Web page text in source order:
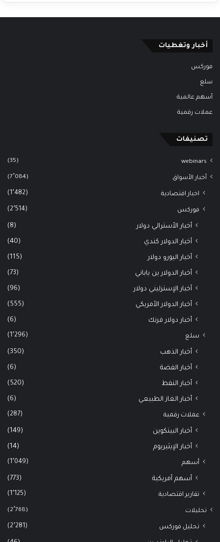
أخبار وتغطيات
فوركس
سلع
أسهم عالمية
عملات رقمية
تصنيفات
webinars
(35)
أخبار الأسواق (7٬084)
اخبار اقتصادية (1٬482)
فوركس (2٬514)
أخبار الأسترالي دولار (8)
أخبار الدولار كندي (40)
أخبار اليورو دولار (115)
أخبار الدولار ين ياباني (73)
أخبار الإسترليني دولار (96)
أخبار الدولار الأمريكي (555)
أخبار دولار فرنك (6)
سلع (1٬296)
أخبار الذهب (350)
أخبار الفضة (6)
أخبار النفط (520)
أخبار الغاز الطبيعي (6)
عملات رقمية (287)
أخبار البيتكوين (149)
أخبار الإيثيريوم (14)
أسهم (1٬049)
أسهم أمريكية (773)
تقارير اقتصادية (1٬125)
تحليلات (2٬768)
تحليل فوركس (2٬281)